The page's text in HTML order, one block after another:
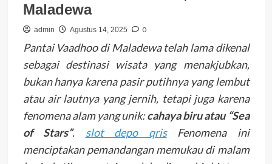
Maladewa
admin Agustus 14, 2025 0
Pantai Vaadhoo di Maladewa telah lama dikenal
sebagai destinasi wisata yang menakjubkan,
bukan hanya karena pasir putihnya yang lembut
atau air lautnya yang jernih, tetapi juga karena
fenomena alam yang unik:cahaya biru atau “Sea
of Stars”. slot depo qrisFenomena ini
menciptakan pemandangan memukau di malam